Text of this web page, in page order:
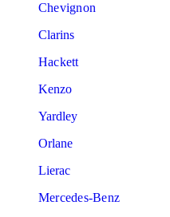
Chevignon
Clarins
Hackett
Kenzo
Yardley
Orlane
Lierac
Mercedes-Benz